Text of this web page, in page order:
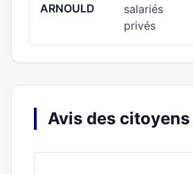
ARNOULD
salariés
privés
Avis des citoyens